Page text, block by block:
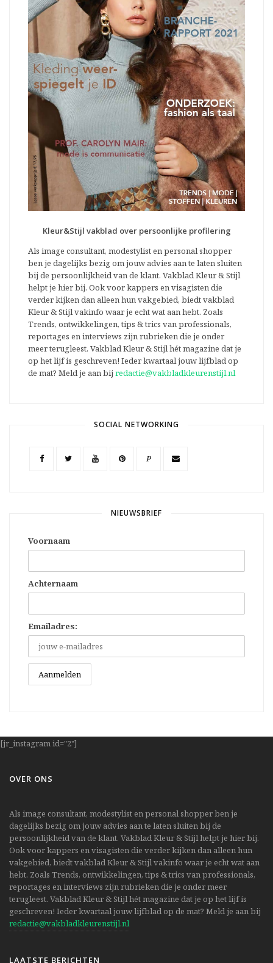
Kleur&Stijl vakblad over persoonlijke profilering
Als image consultant, modestylist en personal shopper
ben je dagelijks bezig om jouw advies aan te laten sluiten
bij de persoonlijkheid van de klant. Vakblad Kleur & Stijl
helpt je hier bij. Ook voor kappers en visagisten die
verder kijken dan alleen hun vakgebied, biedt vakblad
Kleur & Stijl vakinfo waar je echt wat aan hebt. Zoals
Trends, ontwikkelingen, tips & trics van professionals,
reportages en interviews zijn rubrieken die je onder
meer terugleest. Vakblad Kleur & Stijl hét magazine dat je
op het lijf is geschreven! Ieder kwartaal jouw lijfblad op
de mat? Meld je aan bij redactie@vakbladkleurenstijl.nl
SOCIAL NETWORKING
P
NIEUWSBRIEF
Voornaam
Achternaam
Emailadres:
[jr_instagram id="2"]
OVER ONS
Als image consultant, modestylist en personal shopper ben je
dagelijks bezig om jouw advies aan te laten sluiten bij de
persoonlijkheid van de klant. Vakblad Kleur & Stijl helpt je hier bij.
Ook voor kappers en visagisten die verder kijken dan alleen hun
vakgebied, biedt vakblad Kleur & Stijl vakinfo waar je echt wat aan
hebt. Zoals Trends, ontwikkelingen, tips & trics van professionals,
reportages en interviews zijn rubrieken die je onder meer
terugleest. Vakblad Kleur & Stijl hét magazine dat je op het lijf is
geschreven! Ieder kwartaal jouw lijfblad op de mat? Meld je aan bij
redactie@vakbladkleurenstijl.nl
LAATSTE BERICHTEN